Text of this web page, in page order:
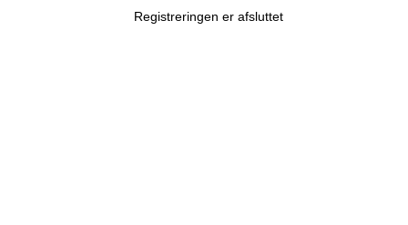
Registreringen er afsluttet